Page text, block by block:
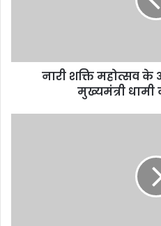
नारी शक्ति महोत्सव
मुख्यमंत्री धामी